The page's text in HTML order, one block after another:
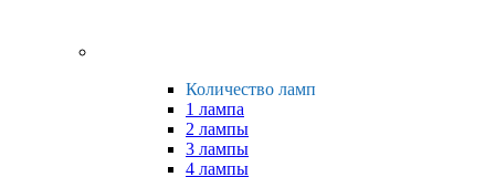
Количество ламп
1 лампа
2 лампы
3 лампы
4 лампы